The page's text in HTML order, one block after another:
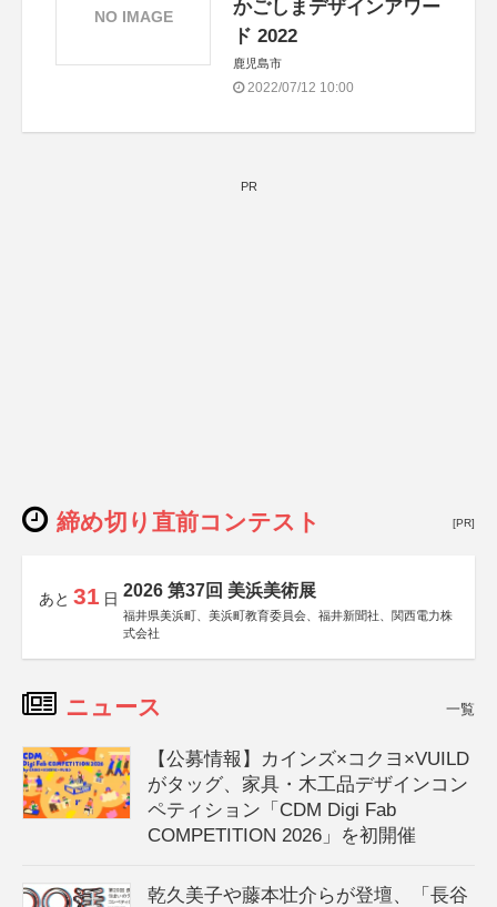
かごしまデザインアワー
ド 2022
鹿児島市
2022/07/12 10:00
NO IMAGE
PR
締め切り直前コンテスト [PR]
あと 31 日 2026 第37回 美浜美術展
福井県美浜町、美浜町教育委員会、福井新聞社、関西電力株
式会社
ニュース 一覧
【公募情報】カインズ×コクヨ×VUILD
がタッグ、家具・木工品デザインコン
ペティション「CDM Digi Fab
COMPETITION 2026」を初開催
乾久美子や藤本壮介らが登壇、「長谷